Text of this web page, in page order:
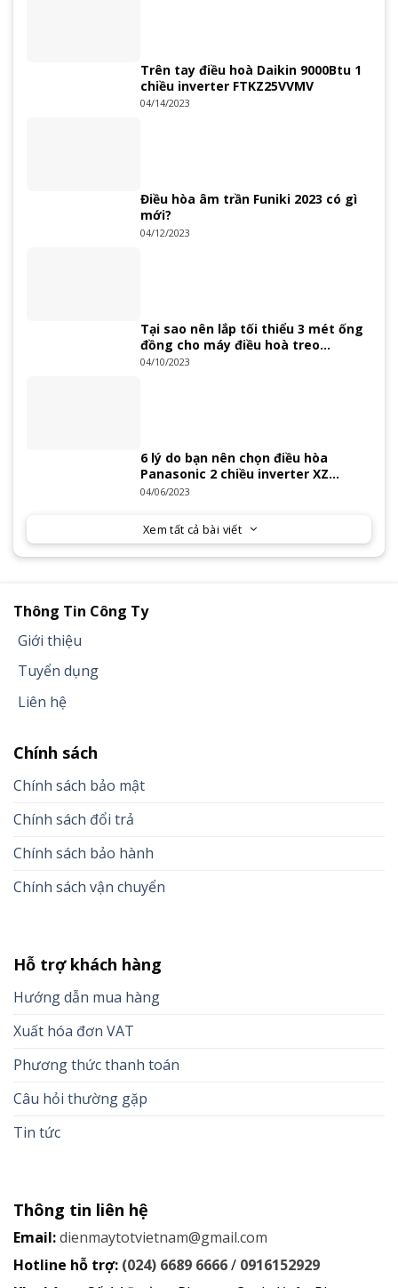
Trên tay điều hoà Daikin 9000Btu 1
chiều inverter FTKZ25VVMV
04/14/2023
Điều hòa âm trần Funiki 2023 có gì
mới?
04/12/2023
Tại sao nên lắp tối thiểu 3 mét ống
đồng cho máy điều hoà treo
tường?
04/10/2023
6 lý do bạn nên chọn điều hòa
Panasonic 2 chiều inverter XZ
Series 2023
04/06/2023
Xem tất cả bài viết
Thông Tin Công Ty
Giới thiệu
Tuyển dụng
Liên hệ
Chính sách
Chính sách bảo mật
Chính sách đổi trả
Chính sách bảo hành
Chính sách vận chuyển
Hỗ trợ khách hàng
Hướng dẫn mua hàng
Xuất hóa đơn VAT
Phương thức thanh toán
Câu hỏi thường gặp
Tin tức
Thông tin liên hệ
Email:dienmaytotvietnam@gmail.com
Hotline hỗ trợ: (024) 6689 6666/ 0916152929